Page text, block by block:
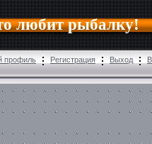
любит рыбалку!
профиль Регистрация Выход